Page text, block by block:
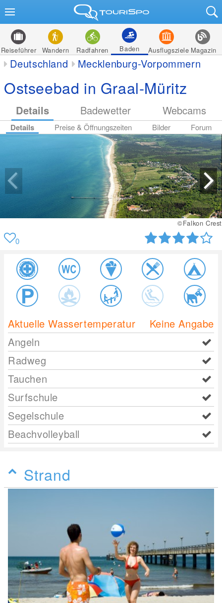
Reiseführer Wandern Radfahren Baden Ausflugsziele Magazin
Deutschland Mecklenburg-Vorpommern
Ostseebad in Graal-Müritz
Details Badewetter Webcams
Details Preise & Öffnungszeiten Bilder Forum
©Falkon Crest
0
Aktuelle Wassertemperatur
Keine Angabe
Angeln
Radweg
Tauchen
Surfschule
Segelschule
Beachvolleyball
Strand